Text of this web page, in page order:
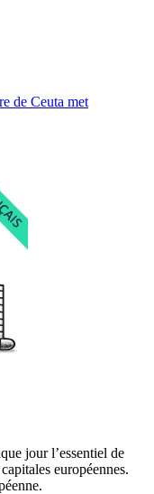
de Ceuta met
jour l’essentiel de
européennes.